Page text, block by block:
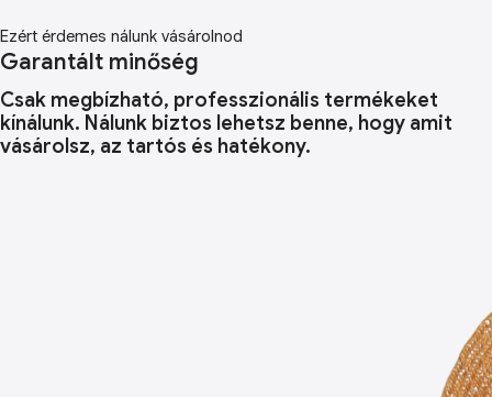
Ezért érdemes nálunk vásárolnod
Garantált minőség
Csak megbízható, professzionális termékeket
kínálunk. Nálunk biztos lehetsz benne, hogy amit
vásárolsz, az tartós és hatékony.